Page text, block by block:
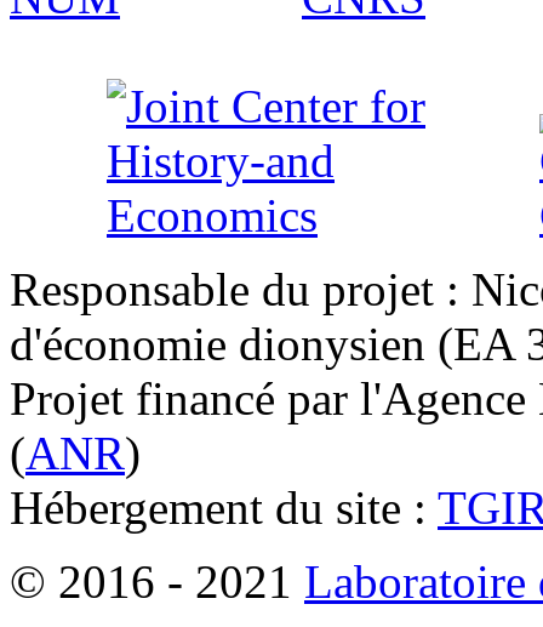
Responsable du projet :
d'économie dionysien
Projet financé par l'Agence
(ANR)
Hébergement du site :
© 2016 - 2021 Laboratoire